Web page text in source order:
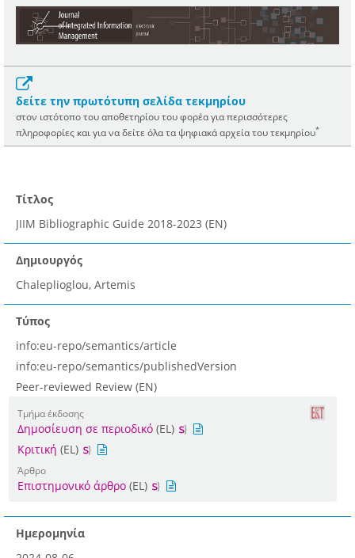
δείτε την πρωτότυπη σελίδα τεκμηρίου
στον ιστότοπο του αποθετηρίου του φορέα για περισσότερες
πληροφορίες και για να δείτε όλα τα ψηφιακά αρχεία του τεκμηρίου*
Τίτλος
JIIM Bibliographic Guide 2018-2023 (EN)
Δημιουργός
Chaleplioglou, Artemis
Τύπος
info:eu-repo/semantics/article
info:eu-repo/semantics/publishedVersion
Peer-reviewed Review (EN)
Τμήμα έκδοσης
Δημοσίευση σε περιοδικό (EL)
Κριτική (EL)
Άρθρο
Επιστημονικό άρθρο (EL)
Ημερομηνία